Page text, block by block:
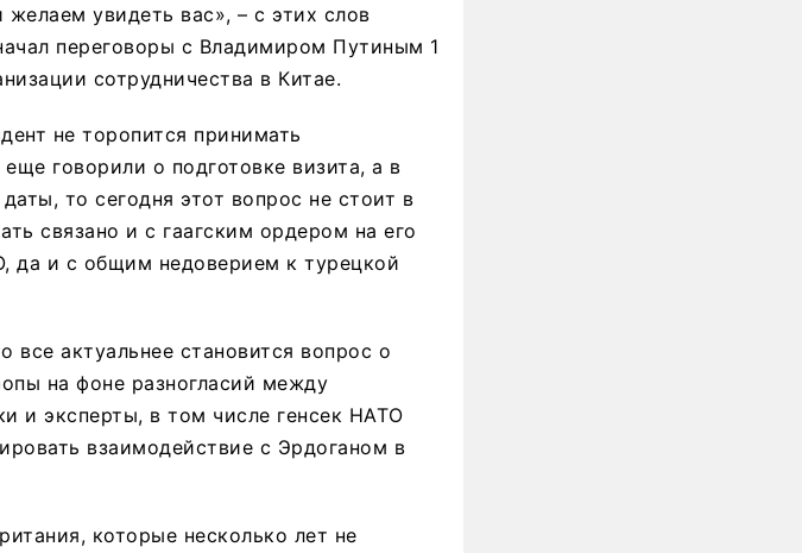
увидеть вас», – с этих слов
переговоры с Владимиром Путиным 1
сотрудничества в Китае.
не торопится принимать
говорили о подготовке визита, а в
то сегодня этот вопрос не стоит в
связано и с гаагским ордером на его
да и с общим недоверием к турецкой
все актуальнее становится вопрос о
на фоне разногласий между
и эксперты, в том числе генсек НАТО
взаимодействие с Эрдоганом в
которые несколько лет не